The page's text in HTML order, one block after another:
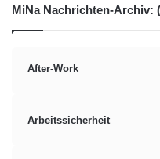
MiNa Nachrichten-Archiv:
After-Work
Arbeitssicherheit